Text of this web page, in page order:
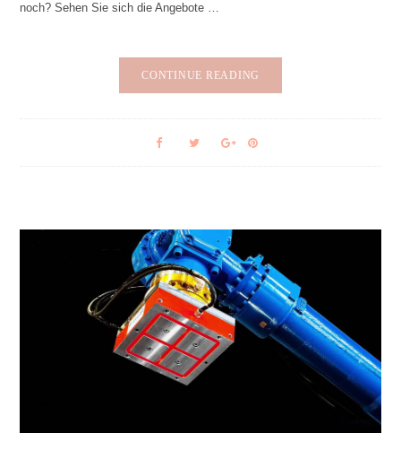
noch? Sehen Sie sich die Angebote …
CONTINUE READING